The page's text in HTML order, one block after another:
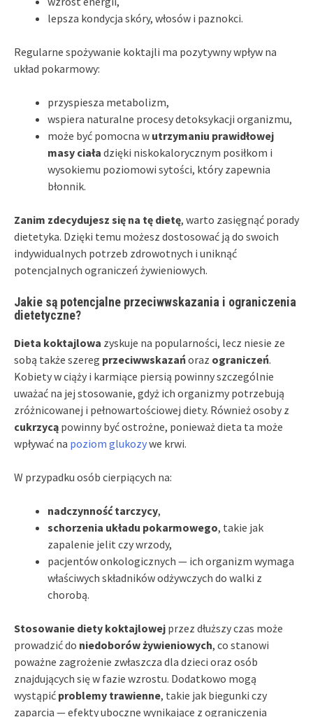
lepsza kondycja skóry, włosów i paznokci.
Regularne spożywanie koktajli ma pozytywny wpływ na
układ pokarmowy:
przyspiesza metabolizm,
wspiera naturalne procesy detoksykacji organizmu,
może być pomocna w utrzymaniu prawidłowej
masy ciała dzięki niskokalorycznym posiłkom i
wysokiemu poziomowi sytości, który zapewnia
błonnik.
Zanim zdecydujesz się na tę dietę, warto zasięgnąć porady
dietetyka. Dzięki temu możesz dostosować ją do swoich
indywidualnych potrzeb zdrowotnych i uniknąć
potencjalnych ograniczeń żywieniowych.
Jakie są potencjalne przeciwwskazania i ograniczenia
dietetyczne?
Dieta koktajlowa zyskuje na popularności, lecz niesie ze
sobą także szereg przeciwwskazańoraz ograniczeń.
Kobiety w ciąży i karmiące piersią powinny szczególnie
uważać na jej stosowanie, gdyż ich organizmy potrzebują
zróżnicowanej i pełnowartościowej diety. Również osoby z
cukrzycą powinny być ostrożne, ponieważ dieta ta może
wpływać na poziom glukozywe krwi.
W przypadku osób cierpiących na:
nadczynność tarczycy,
schorzenia układu pokarmowego, takie jak
zapalenie jelit czy wrzody,
pacjentów onkologicznych — ich organizm wymaga
właściwych składników odżywczych do walki z
chorobą.
Stosowanie diety koktajlowej przez dłuższy czas może
prowadzić do niedoborów żywieniowych, co stanowi
poważne zagrożenie zwłaszcza dla dzieci oraz osób
znajdujących się w fazie wzrostu. Dodatkowo mogą
wystąpić problemy trawienne, takie jak biegunki czy
zaparcia — efekty uboczne wynikające z ograniczenia